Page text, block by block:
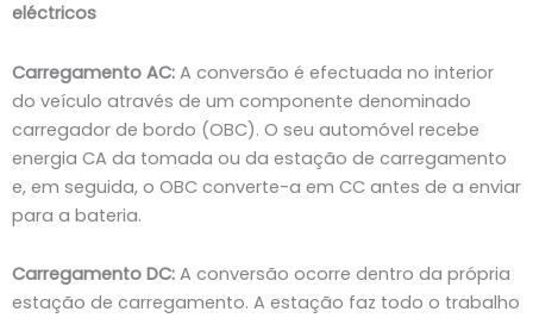
eléctricos
Carregamento AC: A conversão é efectuada no interior
do veículo através de um componente denominado
carregador de bordo (OBC). O seu automóvel recebe
energia CA da tomada ou da estação de carregamento
e, em seguida, o OBC converte-a em CC antes de a enviar
para a bateria.
Carregamento DC: A conversão ocorre dentro da própria
estação de carregamento. A estação faz todo o trabalho